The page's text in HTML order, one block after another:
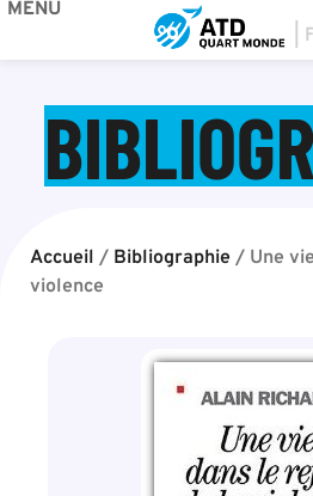
MENU
Accueil / Bibliographie / Une
violence